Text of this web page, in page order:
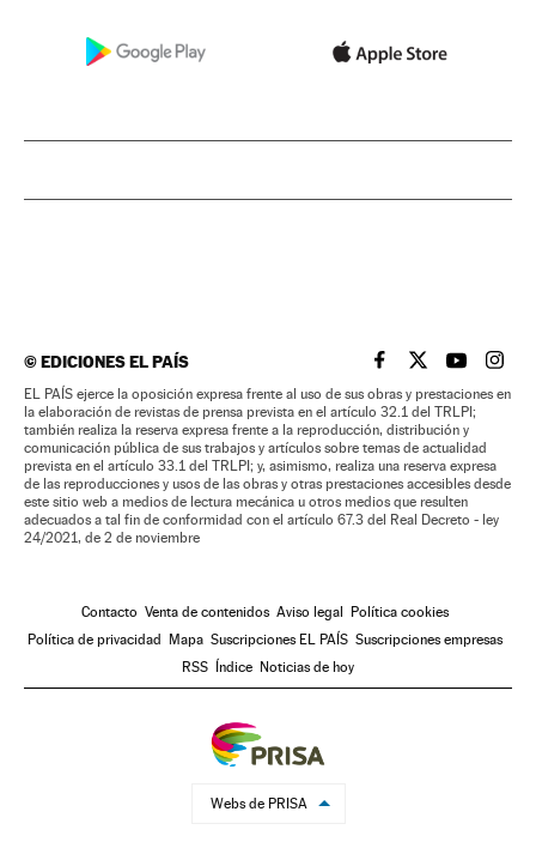
©EDICIONES EL PAÍS EL PAÍS BRASIL EN
EL PAÍSEL PAÍS
EL
EL PAÍS ejerce la oposición expresa frente al uso de sus obras y prestaciones en
la elaboración de revistas de prensa prevista en el artículo 32.1 del TRLPI;
también realiza la reserva expresa frente a la reproducción, distribución y
comunicación pública de sus trabajos y artículos sobre temas de actualidad
prevista en el artículo 33.1 del TRLPI; y, asimismo, realiza una reserva expresa
de las reproducciones y usos de las obras y otras prestaciones accesibles desde
este sitio web a medios de lectura mecánica u otros medios que resulten
adecuados a tal fin de conformidad con el artículo 67.3 del Real Decreto - ley
24/2021, de 2 de noviembre
Contacto Venta de contenidos Aviso legal Política cookies
Política de privacidad Mapa Suscripciones EL PAÍS Suscripciones empresas
RSS Índice Noticias de hoy
Webs de PRISA